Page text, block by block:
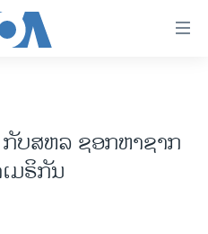
ລັດ 2024
ບສຫລ ຊອກຫາຊາກ
ມຣິກັນ